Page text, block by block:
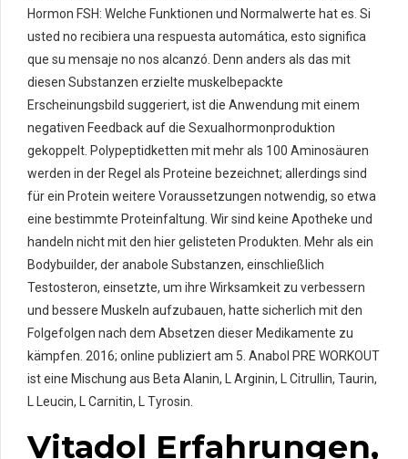
Hormon FSH: Welche Funktionen und Normalwerte hat es. Si
usted no recibiera una respuesta automática, esto significa
que su mensaje no nos alcanzó. Denn anders als das mit
diesen Substanzen erzielte muskelbepackte
Erscheinungsbild suggeriert, ist die Anwendung mit einem
negativen Feedback auf die Sexualhormonproduktion
gekoppelt. Polypeptidketten mit mehr als 100 Aminosäuren
werden in der Regel als Proteine bezeichnet; allerdings sind
für ein Protein weitere Voraussetzungen notwendig, so etwa
eine bestimmte Proteinfaltung. Wir sind keine Apotheke und
handeln nicht mit den hier gelisteten Produkten. Mehr als ein
Bodybuilder, der anabole Substanzen, einschließlich
Testosteron, einsetzte, um ihre Wirksamkeit zu verbessern
und bessere Muskeln aufzubauen, hatte sicherlich mit den
Folgefolgen nach dem Absetzen dieser Medikamente zu
kämpfen. 2016; online publiziert am 5. Anabol PRE WORKOUT
ist eine Mischung aus Beta Alanin, L Arginin, L Citrullin, Taurin,
L Leucin, L Carnitin, L Tyrosin.
Vitadol Erfahrungen,